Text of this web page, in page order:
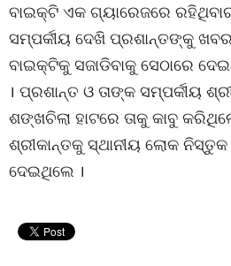
ବାଇକ୍‌ଟି ଏକ ଗ୍ୟାରେଜରେ
ସମ୍ପର୍କୀୟ ଦେଖି ପ୍ରଶାନ୍ତଙ୍କୁ
ବାଇକ୍‌ଟିକୁ ସଜାଡିବାକୁ ସେଠାରେ
। ପ୍ରଶାନ୍ତ ଓ ତାଙ୍କ ସମ୍ପର୍କୀୟ
ଶଙ୍ଖଚିଲା ହାଟରେ ତାକୁ କାବୁ
ଶ୍ରୀକାନ୍ତକୁ ସ୍ଥାନୀୟ ଲୋକ
ଦେଇଥିଲେ ।